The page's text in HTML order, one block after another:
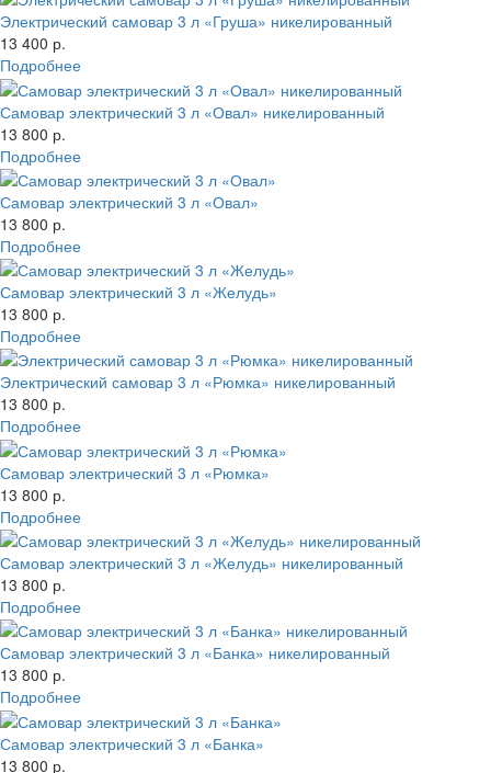
Электрический самовар 3 л «Груша» никелированный
13 400 р.
Подробнее
Самовар электрический 3 л «Овал» никелированный
13 800 р.
Подробнее
Самовар электрический 3 л «Овал»
13 800 р.
Подробнее
Самовар электрический 3 л «Желудь»
13 800 р.
Подробнее
Электрический самовар 3 л «Рюмка» никелированный
13 800 р.
Подробнее
Самовар электрический 3 л «Рюмка»
13 800 р.
Подробнее
Самовар электрический 3 л «Желудь» никелированный
13 800 р.
Подробнее
Самовар электрический 3 л «Банка» никелированный
13 800 р.
Подробнее
Самовар электрический 3 л «Банка»
13 800 р.